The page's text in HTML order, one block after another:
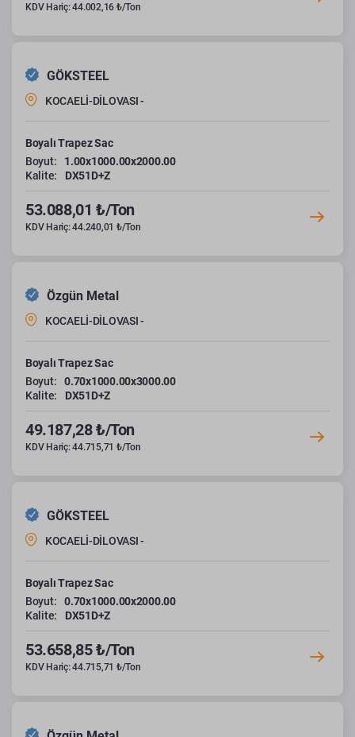
KDV Hariç: 44.002,16 ₺/Ton
GÖKSTEEL
KOCAELİ-DİLOVASI -
Boyalı Trapez Sac
Boyut:
1.00x1000.00x2000.00
Kalite:
DX51D+Z
53.088,01 ₺/Ton
KDV Hariç: 44.240,01 ₺/Ton
Özgün Metal
KOCAELİ-DİLOVASI -
Boyalı Trapez Sac
Boyut:
0.70x1000.00x3000.00
Kalite:
DX51D+Z
49.187,28 ₺/Ton
KDV Hariç: 44.715,71 ₺/Ton
GÖKSTEEL
KOCAELİ-DİLOVASI -
Boyalı Trapez Sac
Boyut:
0.70x1000.00x2000.00
Kalite:
DX51D+Z
53.658,85 ₺/Ton
KDV Hariç: 44.715,71 ₺/Ton